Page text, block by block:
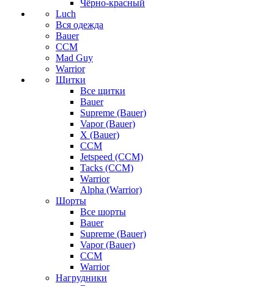
Чёрно-красный
Luch
Вся одежда
Bauer
CCM
Mad Guy
Warrior
Щитки
Все щитки
Bauer
Supreme (Bauer)
Vapor (Bauer)
X (Bauer)
CCM
Jetspeed (CCM)
Tacks (CCM)
Warrior
Alpha (Warrior)
Шорты
Все шорты
Bauer
Supreme (Bauer)
Vapor (Bauer)
CCM
Warrior
Нагрудники